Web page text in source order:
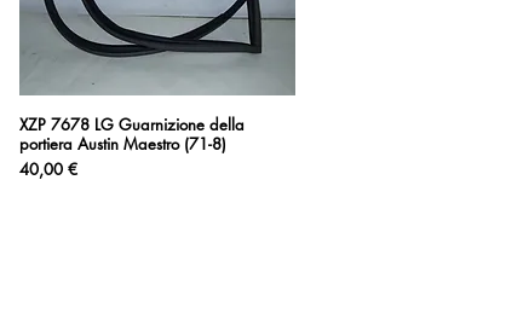
Vista rapida
XZP 7678 LG Guarnizione della
portiera Austin Maestro (71-8)
Prezzo
40,00 €